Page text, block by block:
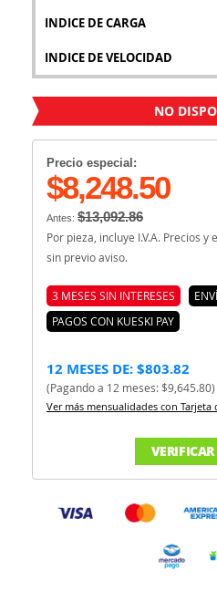
INDICE DE CARGA
INDICE DE VELOCIDAD
NO
Precio especial:
$8,248.50
Antes: $13,092.86
Por pieza, incluye I.V.A. Precios
sin previo aviso.
3 MESES SIN INTERESES
PAGOS CON KUESKI PAY
12 MESES DE: $803.82
(Pagando a 12 meses: $9,645.80)
Ver más mensualidades con Tarjeta